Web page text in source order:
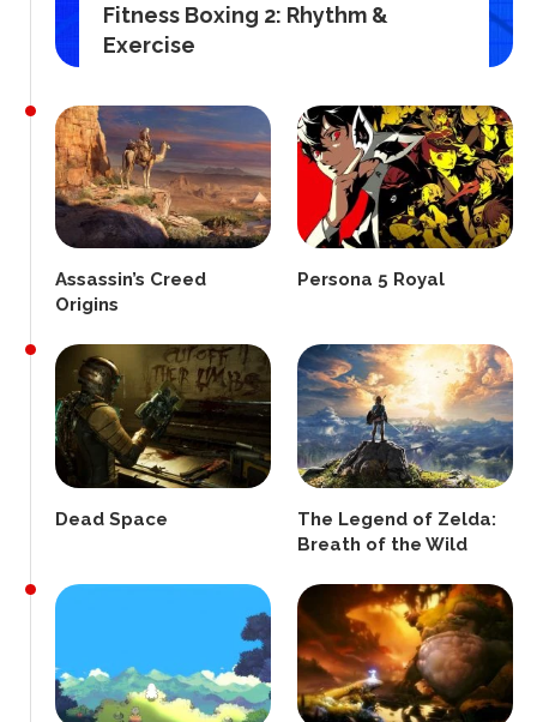
Fitness Boxing 2: Rhythm &
Exercise
Assassin’s Creed
Origins
Persona 5 Royal
Dead Space
The Legend of Zelda:
Breath of the Wild